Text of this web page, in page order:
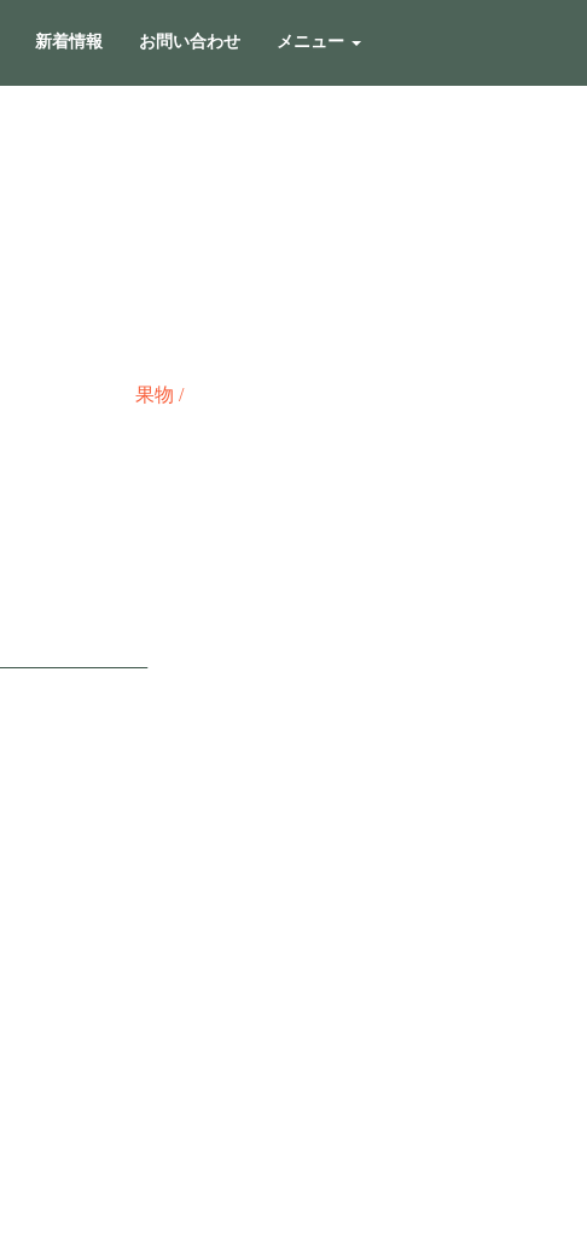
新着情報 お問い合わせ メニュー
果物 /